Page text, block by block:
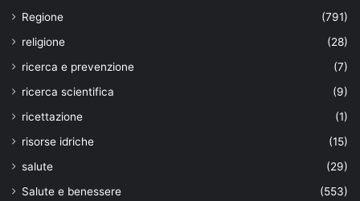
Regione
(791)
religione
(28)
ricerca e prevenzione
(7)
ricerca scientifica
(9)
ricettazione
(1)
risorse idriche
(15)
salute
(29)
Salute e benessere
(553)